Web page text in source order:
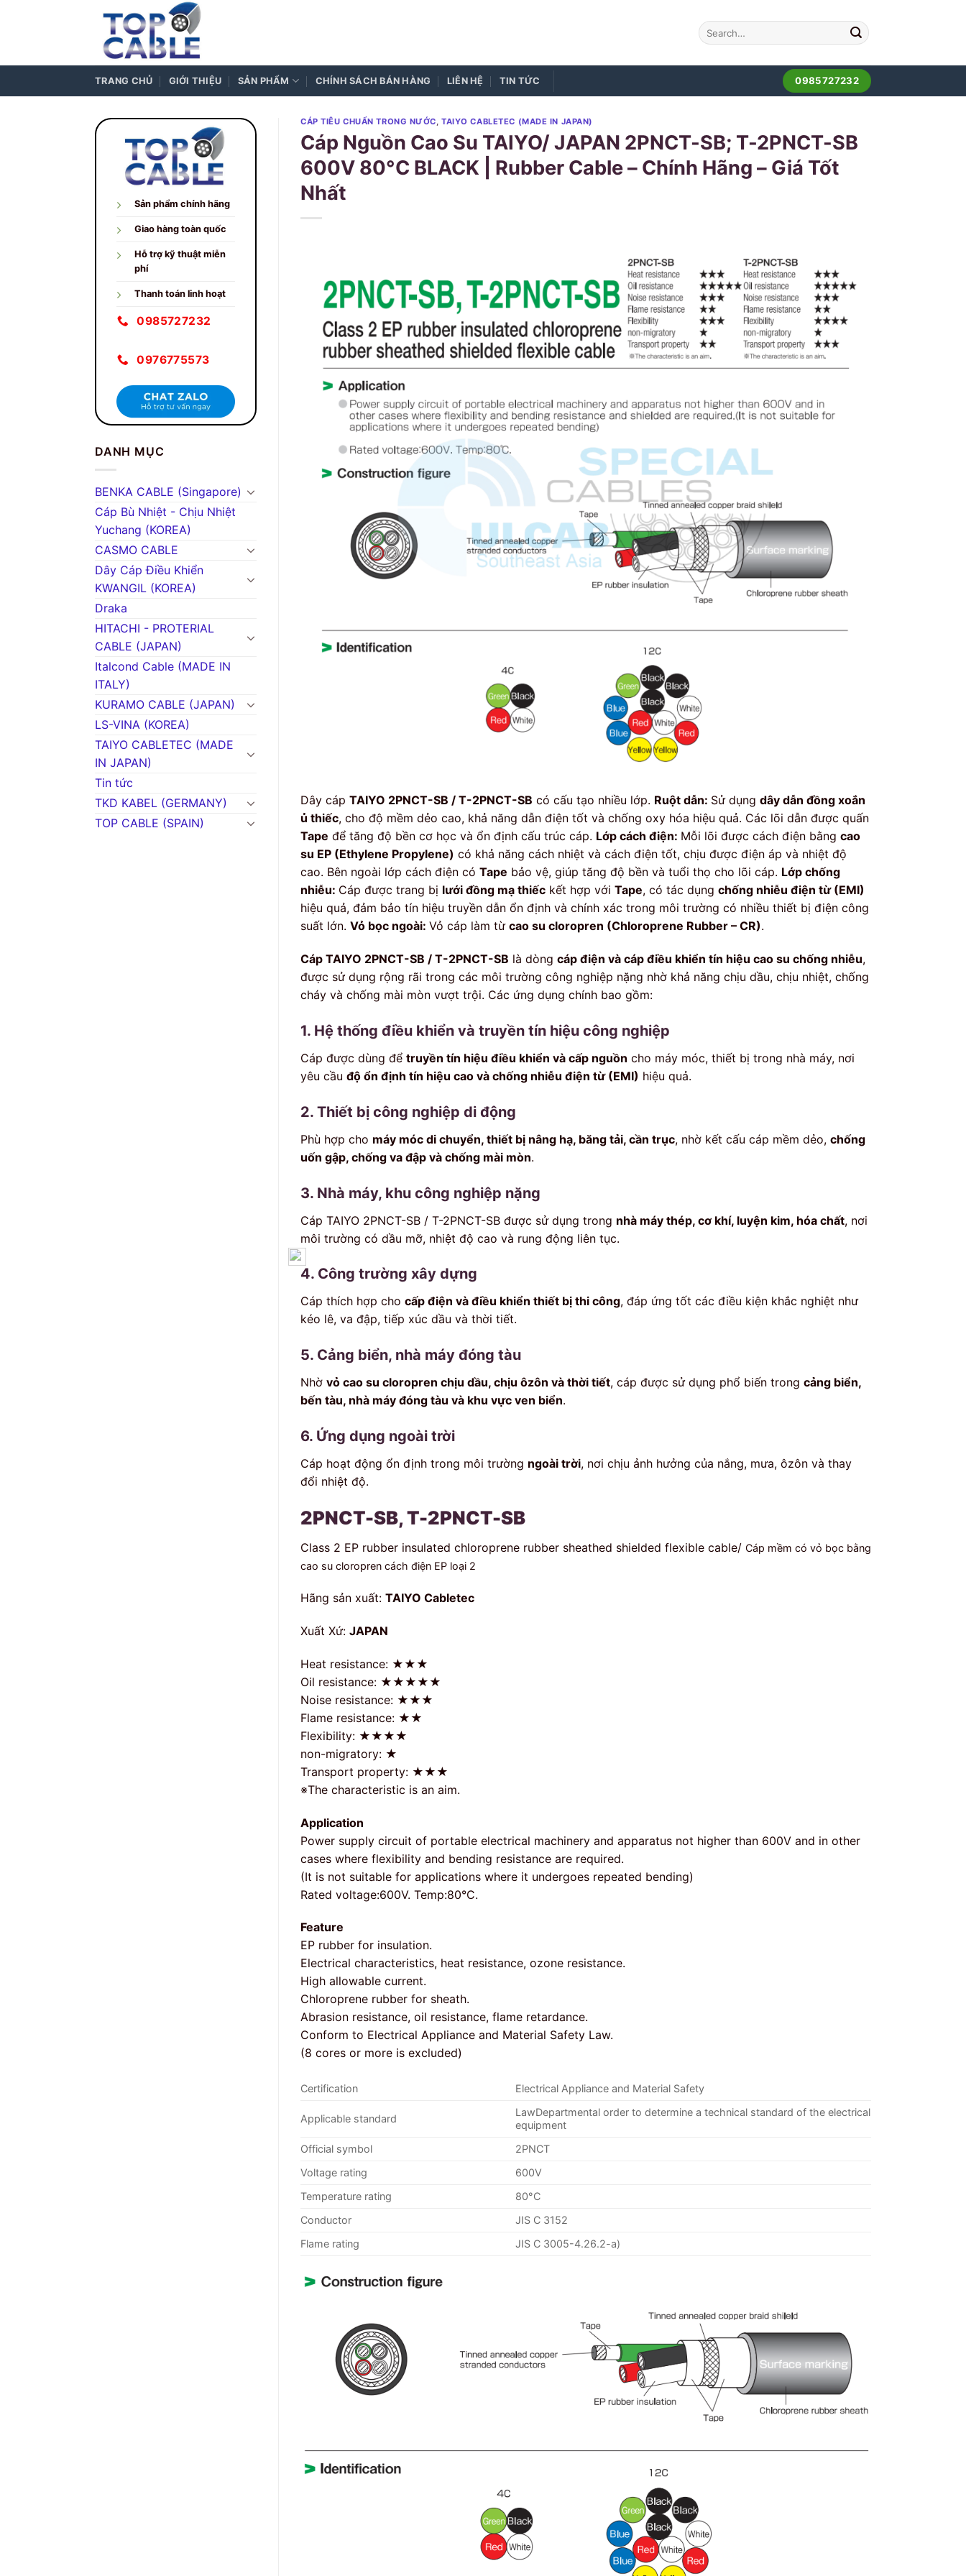
TRANG CHỦ GIỚI THIỆU SẢN PHẨM CHÍNH SÁCH BÁN HÀNG LIÊN HỆ TIN TỨC 0985727232
Sản phẩm chính hãng
Giao hàng toàn quốc
Hỗ trợ kỹ thuật miễn
phí
Thanh toán linh hoạt
0985727232
0976775573
DANH MỤC
BENKA CABLE (Singapore)
Cáp Bù Nhiệt - Chịu Nhiệt
Yuchang (KOREA)
CASMO CABLE
Dây Cáp Điều Khiển
KWANGIL (KOREA)
Draka
HITACHI - PROTERIAL
CABLE (JAPAN)
Italcond Cable (MADE IN
ITALY)
KURAMO CABLE (JAPAN)
LS-VINA (KOREA)
TAIYO CABLETEC (MADE
IN JAPAN)
Tin tức
TKD KABEL (GERMANY)
TOP CABLE (SPAIN)
CÁP TIÊU CHUẨN TRONG NƯỚC,TAIYO CABLETEC (MADE IN JAPAN)
Cáp Nguồn Cao Su TAIYO/ JAPAN 2PNCT-SB; T-2PNCT-SB
600V 80°C BLACK | Rubber Cable – Chính Hãng – Giá Tốt
Nhất
Dây cáp TAIYO 2PNCT-SB / T-2PNCT-SB có cấu tạo nhiều lớp. Ruột dẫn: Sử dụng dây dẫn đồng xoắn
ủ thiếc, cho độ mềm dẻo cao, khả năng dẫn điện tốt và chống oxy hóa hiệu quả. Các lõi dẫn được quấn
Tape để tăng độ bền cơ học và ổn định cấu trúc cáp. Lớp cách điện: Mỗi lõi được cách điện bằng cao
su EP (Ethylene Propylene) có khả năng cách nhiệt và cách điện tốt, chịu được điện áp và nhiệt độ
cao. Bên ngoài lớp cách điện có Tape bảo vệ, giúp tăng độ bền và tuổi thọ cho lõi cáp. Lớp chống
nhiễu: Cáp được trang bị lưới đồng mạ thiếc kết hợp với Tape, có tác dụng chống nhiễu điện từ (EMI)
hiệu quả, đảm bảo tín hiệu truyền dẫn ổn định và chính xác trong môi trường có nhiều thiết bị điện công
suất lớn. Vỏ bọc ngoài: Vỏ cáp làm từ cao su cloropren (Chloroprene Rubber – CR).
Cáp TAIYO 2PNCT-SB / T-2PNCT-SB là dòng cáp điện và cáp điều khiển tín hiệu cao su chống nhiễu,
được sử dụng rộng rãi trong các môi trường công nghiệp nặng nhờ khả năng chịu dầu, chịu nhiệt, chống
cháy và chống mài mòn vượt trội. Các ứng dụng chính bao gồm:
1. Hệ thống điều khiển và truyền tín hiệu công nghiệp
Cáp được dùng để truyền tín hiệu điều khiển và cấp nguồn cho máy móc, thiết bị trong nhà máy, nơi
yêu cầu độ ổn định tín hiệu cao và chống nhiễu điện từ (EMI) hiệu quả.
2. Thiết bị công nghiệp di động
Phù hợp cho máy móc di chuyển, thiết bị nâng hạ, băng tải, cần trục, nhờ kết cấu cáp mềm dẻo, chống
uốn gập, chống va đập và chống mài mòn.
3. Nhà máy, khu công nghiệp nặng
Cáp TAIYO 2PNCT-SB / T-2PNCT-SB được sử dụng trong nhà máy thép, cơ khí, luyện kim, hóa chất, nơi
môi trường có dầu mỡ, nhiệt độ cao và rung động liên tục.
4. Công trường xây dựng
Cáp thích hợp cho cấp điện và điều khiển thiết bị thi công, đáp ứng tốt các điều kiện khắc nghiệt như
kéo lê, va đập, tiếp xúc dầu và thời tiết.
5. Cảng biển, nhà máy đóng tàu
Nhờ vỏ cao su cloropren chịu dầu, chịu ôzôn và thời tiết, cáp được sử dụng phổ biến trong cảng biển,
bến tàu, nhà máy đóng tàu và khu vực ven biển.
6. Ứng dụng ngoài trời
Cáp hoạt động ổn định trong môi trường ngoài trời, nơi chịu ảnh hưởng của nắng, mưa, ôzôn và thay
đổi nhiệt độ.
2PNCT-SB, T-2PNCT-SB
Class 2 EP rubber insulated chloroprene rubber sheathed shielded flexible cable/ Cáp mềm có vỏ bọc bằng
cao su cloropren cách điện EP loại 2
Hãng sản xuất: TAIYO Cabletec
Xuất Xứ: JAPAN
Heat resistance: ★★★
Oil resistance: ★★★★★
Noise resistance: ★★★
Flame resistance: ★★
Flexibility: ★★★★
non-migratory: ★
Transport property: ★★★
※The characteristic is an aim.
Application
Power supply circuit of portable electrical machinery and apparatus not higher than 600V and in other
cases where flexibility and bending resistance are required.
(It is not suitable for applications where it undergoes repeated bending)
Rated voltage:600V. Temp:80°C.
Feature
EP rubber for insulation.
Electrical characteristics, heat resistance, ozone resistance.
High allowable current.
Chloroprene rubber for sheath.
Abrasion resistance, oil resistance, flame retardance.
Conform to Electrical Appliance and Material Safety Law.
(8 cores or more is excluded)
Certification Electrical Appliance and Material Safety
Applicable standard
LawDepartmental order to determine a technical standard of the electrical
equipment
Official symbol
2PNCT
Voltage rating
600V
Temperature rating
80°C
Conductor
JIS C 3152
Flame rating
JIS C 3005-4.26.2-a)